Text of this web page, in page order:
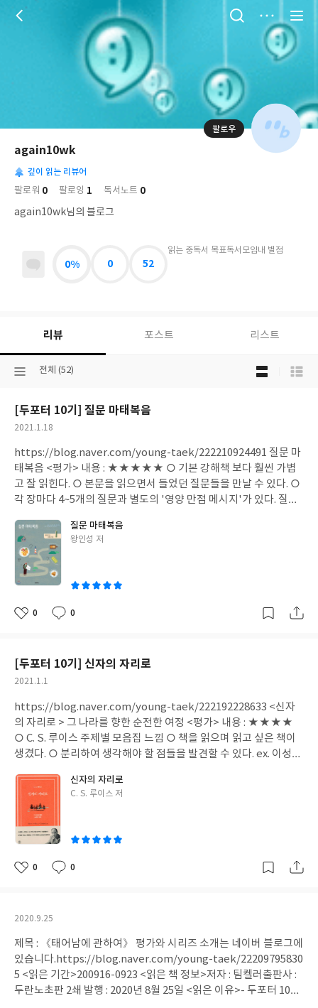
팔로우
again10wk
님
의
사
깊이 읽는 리뷰어
팔로워 0 팔로잉 1 독서노트 0
again10wk님의 블로그
읽는 중독서 목표
0%
독서모임
0
내 별점
52
리뷰 포스트 리스트
선
분
류
전체 (52)
[두포터 10기] 질문 마태복음
작
일
2021.1.18
https://blog.naver.com/young-taek/222210924491 질문 마
태복음 <평가> 내용 : ★★★★★ ○ 기본 강해책 보다 훨씬 가볍
고 잘 읽힌다. ○ 본문을 읽으면서 들었던 질문들을 만날 수 있다. ○
각 장마다 4~5개의 질문과 별도의 '영양 만점 메시지'가 있다. 질문
면서도 내용이 알차서 기초쌓기에, 더 알아가기에 적합하다. ○ 맛
집은 검색을 통해 찾아다니는 게 묘미다. 이와 같이 관심 있는 질문
을 찾아가는 게 묘미다. ○ 혼자 공부하기에 좋은 책 가볍지만 지도
를 그리는 용도로써 다른 강해책들 보다 강추 <읽은 책 정보> 저자 :
- 두포터 10기 선택도서 - 질문이라는 키워드에 끌려서 선택 <좋은
한 믿음이라도 예수님께 시선을 고정시킬 때 작동한다. _ p. 172 예
수님과 다른 사람의 관계를 스스로 판단하여 가로막을 권리를 가진
사람은 없다. _ p.202 <내용과 생각> 주님을 더욱 갈급하게 찾도록
하지 못하는 성경 지식은 아무런 의미가 없다. _ p. 32 / 영양 만점 메
시지 中 말씀을 무작정 읽어나가는 것은 유익하다. 그러나 남는 게
없다면, 뜻을 이해하지 못한다면 유익하다 말할 수 없다. 말씀을 문
자적으로 받아들이는 게 아니라 실질적으로 받아들여야 한다. 말씀
때문이다. 이는 책 읽는 것과 동일하다 할 수 있다. 그러나 말씀은 이
에 그치지 않고 내용을 자세히 알아야 한다. 그리스도인은 '작은 예
수'로서 예수를 따르는, 날마다 장성한 분량에 이르기를 고심하는
존재이기 때문이다. 믿음의 대상에 대해서 모른다면, 그 말의 의미
를 모른다면 '신뢰'라는 단어는 성립되지 않는다. 맹목적인 추종이
아니라 순종을 이해와 이해되지 않음 사이에서 말씀을 신뢰함으로
나아가는 것이기 때문이다. 기독교의 핵심이 그리스도께 있기에 더
에는 문제가 없다. 보이는 대로 파악하고 지나가면 끝이기 때문이다.
사람에 관해서든, 상황에 관해서든 마찬가지다. 말씀 역시 동일하
다. 말씀에 대한 질문이 없다면 문제는 없다. 하지만 문제 없는 사람
이 있던가, 문제 없는 상황이 이어지던가. 그렇지 않다. 말씀에 대한
질문이 없는 신앙생활을 문제가 없어 보일 수 있다. 회의 없는 신앙
질문 마태복음
글
왕인성 저
좋
0
댓
0
작
[두포터 10기] 신자의 자리로
작
일
2021.1.1
https://blog.naver.com/young-taek/222192228633 <신자
의 자리로 > 그 나라를 향한 순전한 여정 <평가> 내용 : ★★★★
○ C. S. 루이스 주제별 모음집 느낌 ○ 책을 읽으며 읽고 싶은 책이
생겼다. ○ 분리하여 생각해야 할 점들을 발견할 수 있다. ex. 이성과
출판사 : 두란노 2쇄 발행 : 2020년 11월 19일 <읽은 이유> - 두포터
10기 미션도서(12월) - 신앙에 대한 정의에 관심이 있어서 제목보
고 선택 <내용과 생각> 더 많은 내용은 블로그에 있습니다. 배격해
야 할 잘못된 자기애는 타인의 자아를 대할 때도 똑같이 적용되는 기
준이다. 이웃을 자신처럼 사랑하는 법을 제대로 배우고 나면, 자신
을 이웃처럼 사랑하는 법도 배울 수 있을 것이다. 즉 자신을 편애가
다. _ p.68-69 中 -> 흔히 '자기애 = 자기중심적' 이라고 생각하는
사람들이 있다. 그러나 이 둘은 분명 다르다. 자기중심적 생각도 이
기적인 모습과 독립적인 모습으로 나타나기에 자기중심적인 생각
도 나쁘다고 말할 수 없다. 예수님은 철저하게 자기중심적이셨다. 이
신자의 자리로
글
C. S. 루이스 저
좋
0
댓
0
작
작
일
2020.9.25
제목 : 《태어남에 관하여》 평가와 시리즈 소개는 네이버 블로그에
있습니다.https://blog.naver.com/young-taek/22209795830
5 <읽은 기간>200916-0923 <읽은 책 정보>저자 : 팀켈러출판사 :
두란노초판 2쇄 발행 : 2020년 8월 25일 <읽은 이유>- 두포터 10기